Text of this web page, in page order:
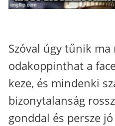
Szóval úgy tűnik
odakoppinthat a
keze, és mindenki
bizonytalanság
gonddal és persze